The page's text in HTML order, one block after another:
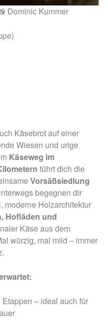
Dominic Kummer
Käsebrot auf einer
Wiesen und urige
Käseweg im
führt dich die
Vorsäßsiedlung
begegnen dir
moderne Holzarchitektur
Hofläden und
Käse aus dem
würzig, mal mild – immer
– ideal auch für